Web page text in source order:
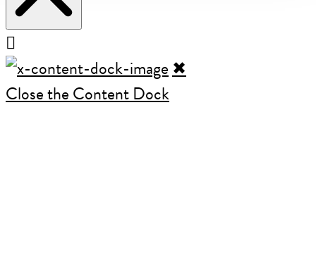
✖
Close the Content Dock